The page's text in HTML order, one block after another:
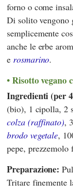
forno o come
Di solito vengono
semplicemente
anche le erbe
e rosmarino.
Risotto vegano
Ingredienti (per
(bio), 1 cipolla, 2
colza (raffinato),
brodo vegetale,
pepe, prezzemolo
Preparazione:
Tritare finemente